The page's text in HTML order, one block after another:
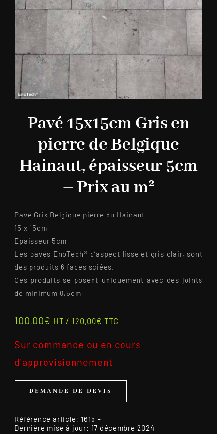
Pavé 15x15cm Gris en
pierre de Belgique
Hainaut, épaisseur 5cm
– Prix au m²
Pavé Gris Belgique pierre du Hainaut
15 x 15cm
Epaisseur 5cm
Les pavés EnoTech® d’aspect lisse et gris clair, sont
des produits 6 faces sciées.
Ces produits se posent uniquement avec des joints
de minimum 0,5cm
100,00€ HT / 120,00€ TTC
Sur commande ou en cours
d'approvisionnement
DEMANDE DE DEVIS
Référence article: 1615 -
Dernière mise à jour: 17 décembre 2024